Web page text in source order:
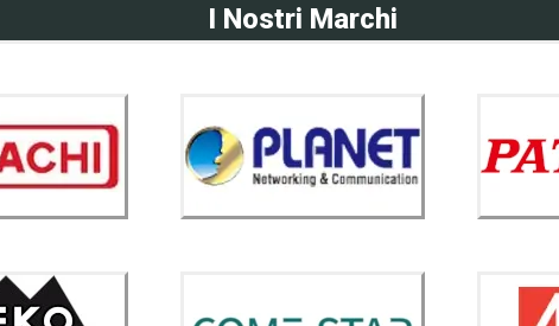
I Nostri Marchi